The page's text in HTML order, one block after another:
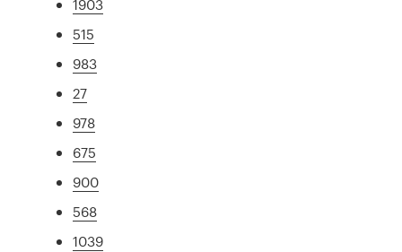
1903
515
983
27
978
675
900
568
1039